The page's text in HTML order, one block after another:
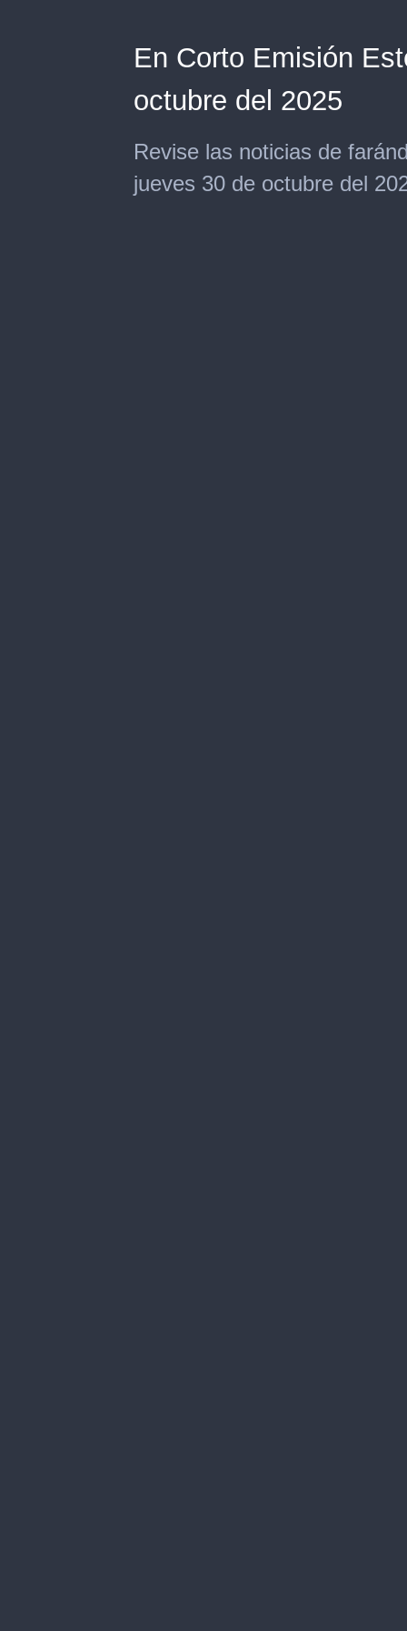
En Corto Emisión
octubre del 2025
Revise las noticias de
jueves 30 de octubre del